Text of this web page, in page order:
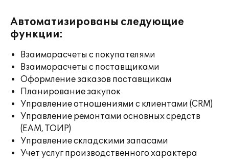
Автоматизированы следующие
функции:
Взаиморасчеты с покупателями
Взаиморасчеты с поставщиками
Оформление заказов поставщикам
Планирование закупок
Управление отношениями с клиентами (CRM)
Управление ремонтами основных средств
(EAM, ТОИР)
Управление складскими запасами
Учет услуг производственного характера